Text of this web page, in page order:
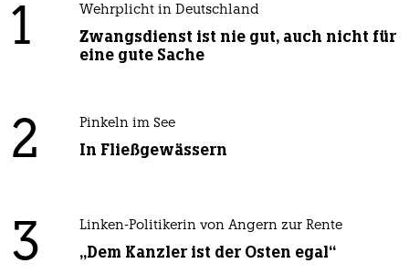
1 Wehrplicht in Deutschland
Zwangsdienst ist nie gut, auch nicht für
eine gute Sache
2 Pinkeln im See
In Fließgewässern
3 Linken-Politikerin von Angern zur Rente
„Dem Kanzler ist der Osten egal“